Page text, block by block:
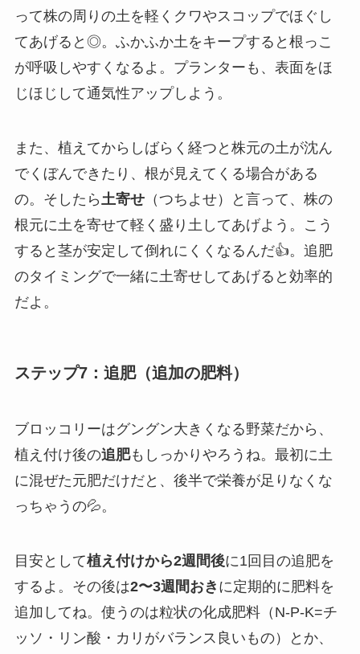
って株の周りの土を軽くクワやスコップでほぐし
てあげると◎。ふかふか土をキープすると根っこ
が呼吸しやすくなるよ。プランターも、表面をほ
じほじして通気性アップしよう。
また、植えてからしばらく経つと株元の土が沈ん
でくぼんできたり、根が見えてくる場合がある
の。そしたら土寄せ（つちよせ）と言って、株の
根元に土を寄せて軽く盛り土してあげよう。こう
すると茎が安定して倒れにくくなるんだ👍。追肥
のタイミングで一緒に土寄せしてあげると効率的
だよ。
ステップ7：追肥（追加の肥料）
ブロッコリーはグングン大きくなる野菜だから、
植え付け後の追肥もしっかりやろうね。最初に土
に混ぜた元肥だけだと、後半で栄養が足りなくな
っちゃうの💦。
目安として植え付けから2週間後に1回目の追肥を
するよ。その後は2〜3週間おき に定期的に肥料を
追加してね。使うのは粒状の化成肥料（N-P-K=チ
ッソ・リン酸・カリがバランス良いもの）とか、